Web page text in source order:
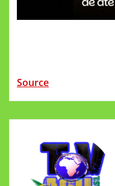
Source